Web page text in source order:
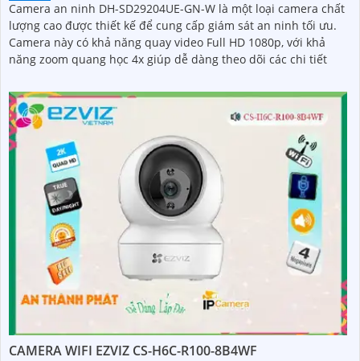
Camera an ninh DH-SD29204UE-GN-W là một loại camera chất
lượng cao được thiết kế để cung cấp giám sát an ninh tối ưu.
Camera này có khả năng quay video Full HD 1080p, với khả
năng zoom quang học 4x giúp dễ dàng theo dõi các chi tiết
CAMERA WIFI EZVIZ CS-H6C-R100-8B4WF